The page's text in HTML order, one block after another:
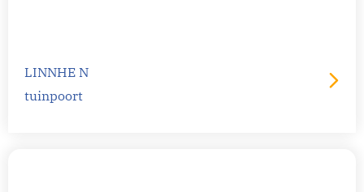
LINNHE N
tuinpoort